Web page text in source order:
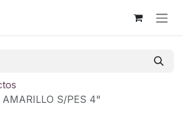
S/PES 4"